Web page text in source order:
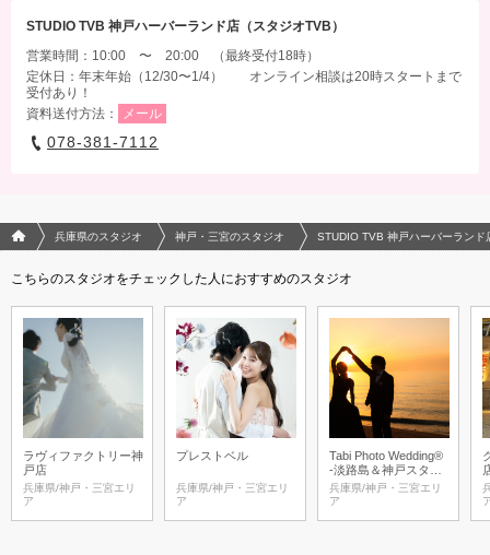
STUDIO TVB 神戸ハーバーランド店（スタジオTVB）
営業時間：10:00 〜 20:00 （最終受付18時）
定休日：年末年始（12/30〜1/4） オンライン相談は20時スタートまで
受付あり！
資料送付方法：
メール
078-381-7112
フォトウエディング/結婚写真のPhotorait ホーム
兵庫県のスタジオ 神戸・三宮のスタジオ STUDIO TVB 神戸ハーバーランド
こちらのスタジオをチェックした人におすすめのスタジオ
ラヴィファクトリー神
戸店
兵庫県/神戸・三宮エリ
ア
プレストベル
兵庫県/神戸・三宮エリ
ア
Tabi Photo Wedding®︎
-淡路島＆神戸スタジ
オ-
兵庫県/神戸・三宮エリ
ア